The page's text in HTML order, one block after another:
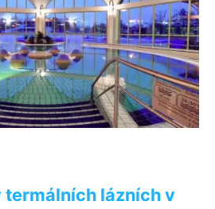
termálních lázních v